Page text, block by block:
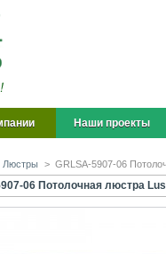
Наши проекты
Люстры > GRLSA-5907-06
06 Потолочная люстра